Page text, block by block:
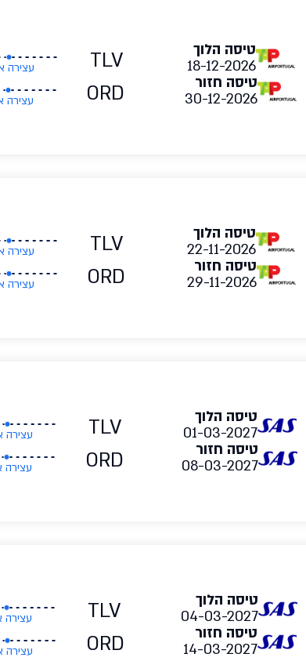
טיסה הלוך
18-12-2026
TLV עצירה
טיסה חזור
30-12-2026
ORD עצירה
טיסה הלוך
22-11-2026
TLV עצירה
טיסה חזור
29-11-2026
ORD עצירה
טיסה הלוך
01-03-2027
TLV
טיסה חזור
08-03-2027
ORD
טיסה הלוך
04-03-2027
TLV
טיסה חזור
14-03-2027
ORD